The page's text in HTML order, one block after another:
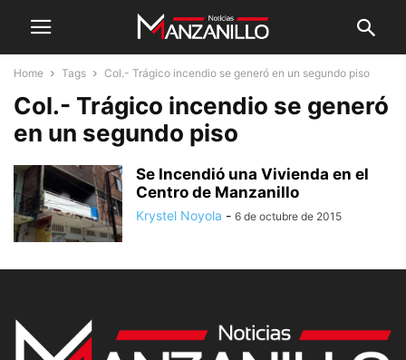
Home Tags Col.- Trágico incendio se generó en un segundo piso
Col.- Trágico incendio se generó
en un segundo piso
Se Incendió una Vivienda en el
Centro de Manzanillo
Krystel Noyola - 6 de octubre de 2015